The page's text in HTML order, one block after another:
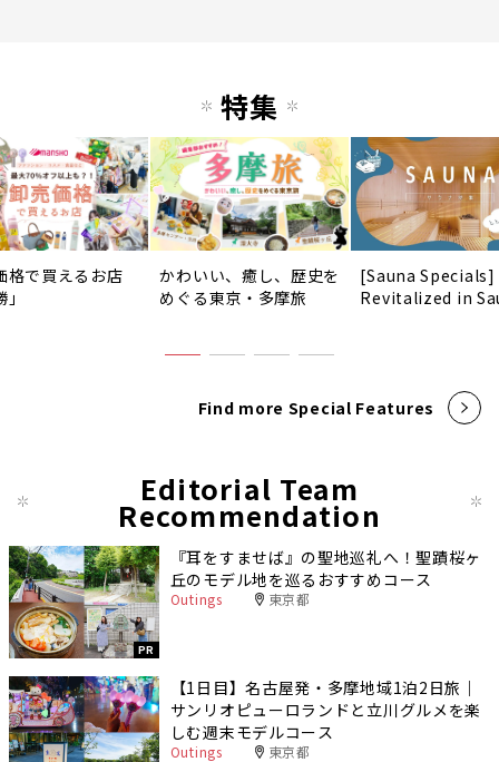
特集
格で買えるお店
かわいい、癒し、歴史を
めぐる東京・多摩旅
[Sauna Specials]
Revitalized in
Find more Special Features
Editorial Team
Recommendation
PR
『耳をすませば』の聖地巡礼へ！聖蹟桜ヶ
丘のモデル地を巡るおすすめコース
Outings 東京都
【1日目】名古屋発・多摩地域1泊2日旅｜
サンリオピューロランドと立川グルメを楽
しむ週末モデルコース
Outings 東京都